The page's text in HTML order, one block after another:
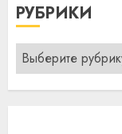
РУБРИКИ
Рубрики